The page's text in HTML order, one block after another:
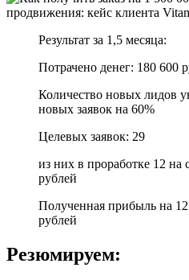
Результат за 1,5 месяца:
Потрачено денег: 180 600
Количество новых лидов
новых заявок на 60%
Целевых заявок: 29
из них в проработке 12 на
рублей
Полученная прибыль на
рублей
Резюмируем: